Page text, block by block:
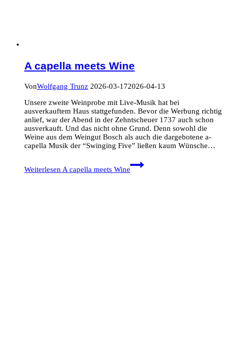
A capella meets Wine
VonWolfgang Trunz 2026-03-172026-04-13
Unsere zweite Weinprobe mit Live-Musik hat bei
ausverkauftem Haus stattgefunden. Bevor die Werbung richtig
anlief, war der Abend in der Zehntscheuer 1737 auch schon
ausverkauft. Und das nicht ohne Grund. Denn sowohl die
Weine aus dem Weingut Bosch als auch die dargebotene a-
capella Musik der “Swinging Five” ließen kaum Wünsche…
Weiterlesen A capella meets Wine